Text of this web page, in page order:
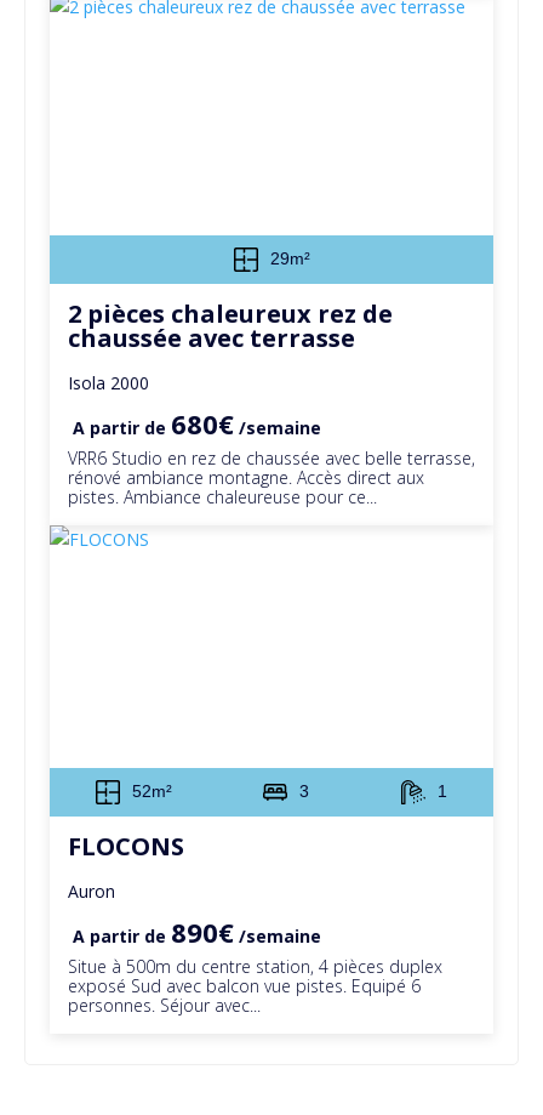
29m²
2 pièces chaleureux rez de
chaussée avec terrasse
Isola 2000
A partir de 680€ /semaine
VRR6 Studio en rez de chaussée avec belle terrasse,
rénové ambiance montagne. Accès direct aux
pistes. Ambiance chaleureuse pour ce...
52m² 3 1
FLOCONS
Auron
A partir de 890€ /semaine
Situe à 500m du centre station, 4 pièces duplex
exposé Sud avec balcon vue pistes. Equipé 6
personnes. Séjour avec...